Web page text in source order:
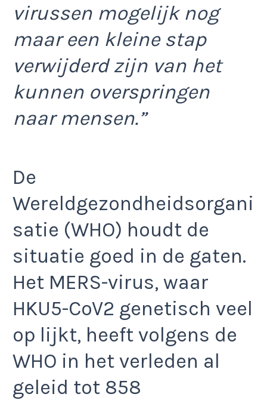
virussen mogelijk nog
maar een kleine stap
verwijderd zijn van het
kunnen overspringen
naar mensen.”
De
Wereldgezondheidsorgani
satie (WHO) houdt de
situatie goed in de gaten.
Het MERS-virus, waar
HKU5-CoV2 genetisch veel
op lijkt, heeft volgens de
WHO in het verleden al
geleid tot 858